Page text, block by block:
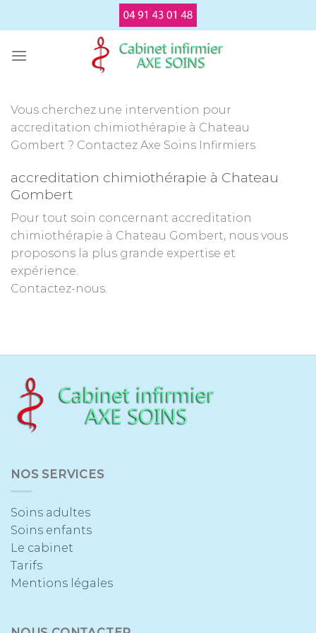
Vous cherchez une intervention pour
accreditation chimiothérapie à Chateau
Gombert ? Contactez Axe Soins Infirmiers
accreditation chimiothérapie à Chateau
Gombert
Pour tout soin concernant accreditation
chimiothérapie à Chateau Gombert, nous vous
proposons la plus grande expertise et
expérience.
Contactez-nous.
NOS SERVICES
Soins adultes
Soins enfants
Le cabinet
Tarifs
Mentions légales